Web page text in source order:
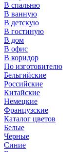
В спальню
В ванную
В детскую
В гостиную
В дом
В офис
В коридор
По изготовителю
Бельгийские
Российские
Китайские
Немецкие
Французские
Каталог цветов
Белые
Черные
Синие